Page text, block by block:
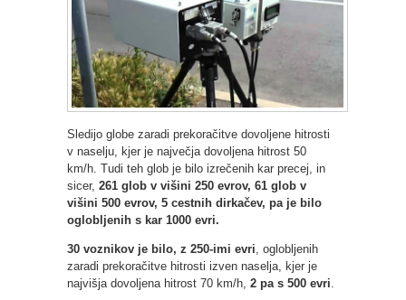
Sledijo globe zaradi prekoračitve dovoljene hitrosti
v naselju, kjer je največja dovoljena hitrost 50
km/h. Tudi teh glob je bilo izrečenih kar precej, in
sicer, 261 glob v višini 250 evrov, 61 glob v
višini 500 evrov, 5 cestnih dirkačev, pa je bilo
oglobljenih s kar 1000 evri.
30 voznikov je bilo, z 250-imi evri , oglobljenih
zaradi prekoračitve hitrosti izven naselja, kjer je
najvišja dovoljena hitrost 70 km/h, 2 pa s 500 evri